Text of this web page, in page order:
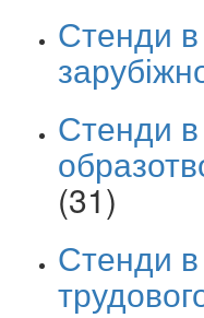
Стенди в
Стенди в
(31)
Стенди в